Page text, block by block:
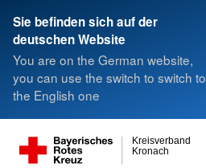
Sie befinden sich auf der
deutschen Website
You are on the German website,
you can use the switch to switch to
the English one
Kronach
Kreisverband